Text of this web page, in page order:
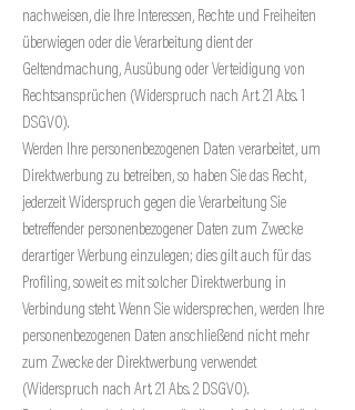
nachweisen, die Ihre Interessen, Rechte und Freiheiten
überwiegen oder die Verarbeitung dient der
Geltendmachung, Ausübung oder Verteidigung von
Rechtsansprüchen (Widerspruch nach Art. 21 Abs. 1
DSGVO).
Werden Ihre personenbezogenen Daten verarbeitet, um
Direktwerbung zu betreiben, so haben Sie das Recht,
jederzeit Widerspruch gegen die Verarbeitung Sie
betreffender personenbezogener Daten zum Zwecke
derartiger Werbung einzulegen; dies gilt auch für das
Profiling, soweit es mit solcher Direktwerbung in
Verbindung steht. Wenn Sie widersprechen, werden Ihre
personenbezogenen Daten anschließend nicht mehr
zum Zwecke der Direktwerbung verwendet
(Widerspruch nach Art. 21 Abs. 2 DSGVO).